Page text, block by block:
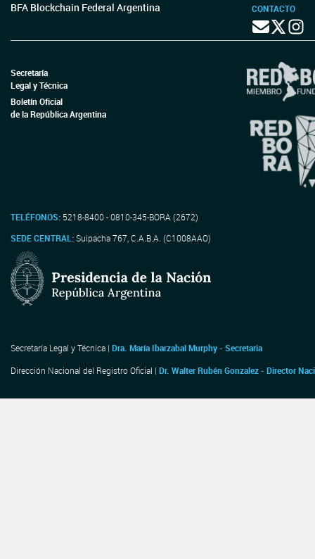
BFA Blockchain Federal Argentina
CONTACTO
Secretaría
Legal y Técnica
Boletín Oficial
de la República Argentina
TELÉFONOS: 5218-8400 - 0810-345-BORA (2672)
SEDE CENTRAL:Suipacha 767, C.A.B.A. (C1008AAO)
Secretaría Legal y Técnica | Dra. María Ibarzabal Murphy - Secretaria
Dirección Nacional del Registro Oficial | Dr. Walter Rubén Gonzalez - Director